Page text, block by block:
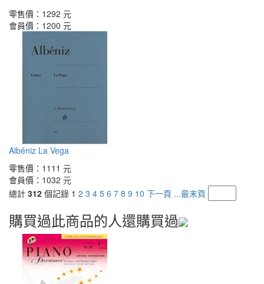
零售價： 1292 元
會員價： 1200 元
Albéniz La Vega
零售價： 1111 元
會員價： 1032 元
總計 312 個記錄 1 2 3 4 5 6 7 8 9 10 下一頁 ...最末頁
購買過此商品的人還購買過